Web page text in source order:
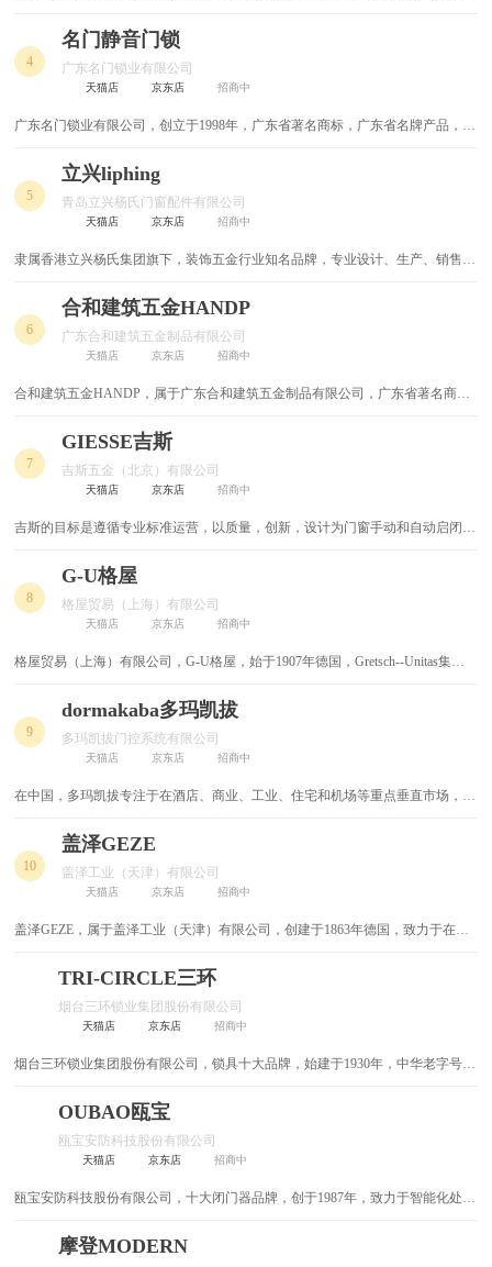
AB胶
锯铝机 玻璃门锁
防火电线
高压电器
防雷器 龙骨钳
不锈钢置物架
不锈钢铆钉
鱼嘴钳
高压气泵
母线 马桶喷枪
马刀锯
六角阀
面板插座 减压阀
冷热混水阀
可视门铃
阻尼铰链 阻尼滑轨
墙壁开关
防盗门密封条
声控开关 防水盒
防水插头
安产品。
4
名门静音门锁
广东名门锁业有限公司
天猫店 京东店 招商中
广东名门锁业有限公司，创立于1998年，广东省著名商标，广东省名牌产品，专
的高新技术企业。
5
立兴liphing
青岛立兴杨氏门窗配件有限公司
天猫店 京东店 招商中
隶属香港立兴杨氏集团旗下，装饰五金行业知名品牌，专业设计、生产、销售门
杨氏门窗配件有限公司、香港立兴（杨氏）制品厂有限公司同是香港立兴杨氏集
团的同系公司，专门负责立兴系列产品在中国的生产和营销
6
合和建筑五金HANDP
广东合和建筑五金制品有限公司
天猫店 京东店 招商中
合和建筑五金HANDP，属于广东合和建筑五金制品有限公司，广东省著名商
务的企业广东合和建筑五金制品有限公司。
7
GIESSE吉斯
吉斯五金（北京）有限公司
天猫店 京东店 招商中
吉斯的目标是遵循专业标准运营，以质量，创新，设计为门窗手动和自动启闭系
企业发展成为拥有100多项专利、1000多名直属员工、8000多种产品、年销售额1
亿多欧元行业领先的国际化集团公司，并且还在持续稳步地增长。
8
G-U格屋
格屋贸易（上海）有限公司
天猫店 京东店 招商中
格屋贸易（上海）有限公司，G-U格屋，始于1907年德国，Gretsch--Unitas集团
9
dormakaba多玛凯拔
多玛凯拔门控系统有限公司
天猫店 京东店 招商中
在中国，多玛凯拔专注于在酒店、商业、工业、住宅和机场等重点垂直市场，通
造安全、无忧和可持续的场所。
10
盖泽GEZE
盖泽工业（天津）有限公司
天猫店 京东店 招商中
盖泽GEZE，属于盖泽工业（天津）有限公司，创建于1863年德国，致力于在楼
统知名企业。TRI-CIRCLE三环
烟台三环锁业集团股份有限公司
天猫店 京东店 招商中
烟台三环锁业集团股份有限公司，锁具十大品牌，始建于1930年，中华老字号，
OUBAO瓯宝
瓯宝安防科技股份有限公司
天猫店 京东店 招商中
瓯宝安防科技股份有限公司，十大闭门器品牌，创于1987年，致力于智能化处理
摩登MODERN